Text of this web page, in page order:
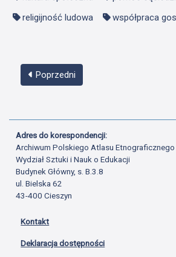
religijność ludowa
współpraca
Poprzedni
Adres do korespondencji:
Archiwum Polskiego Atlasu Etnograficznego
Wydział Sztuki i Nauk o Edukacji
Budynek Główny, s. B.3.8
ul. Bielska 62
43-400 Cieszyn
Kontakt
Deklaracja dostępności